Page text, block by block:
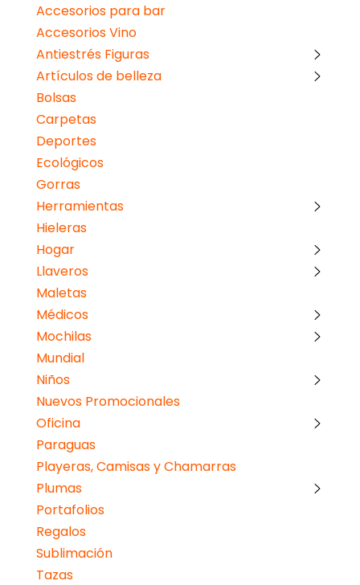
Accesorios para bar
Accesorios Vino
Antiestrés Figuras
Artículos de belleza
Bolsas
Carpetas
Deportes
Ecológicos
Gorras
Herramientas
Hieleras
Hogar
Llaveros
Maletas
Médicos
Mochilas
Mundial
Niños
Nuevos Promocionales
Oficina
Paraguas
Playeras, Camisas y Chamarras
Plumas
Portafolios
Regalos
Sublimación
Tazas